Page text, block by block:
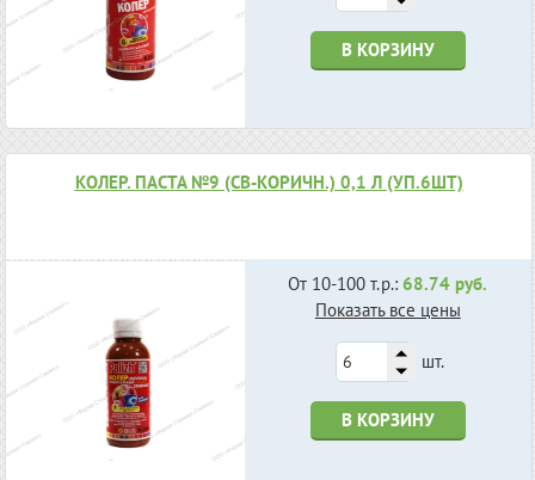
В КОРЗИНУ
КОЛЕР. ПАСТА №9 (СВ-КОРИЧН.) 0,1 Л (УП.6ШТ)
От 10-100 т.р.:68.74 руб.
Показать все цены
шт.
В КОРЗИНУ